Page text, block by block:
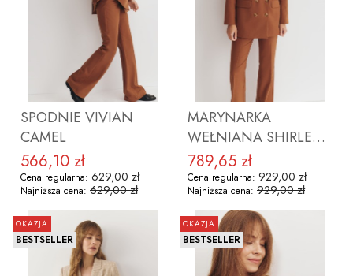
ZOBACZ PRODUKT ZOBACZ PRODUKT
SPODNIE VIVIAN
CAMEL
Cena promocyjna
566,10 zł
Cena regularna: 629,00 zł
Najniższa cena: 629,00 zł
MARYNARKA
WEŁNIANA SHIRLEY
CAMEL
Cena promocyjna
789,65 zł
Cena regularna: 929,00 zł
Najniższa cena: 929,00 zł
OKAZJA
BESTSELLER
OKAZJA
BESTSELLER